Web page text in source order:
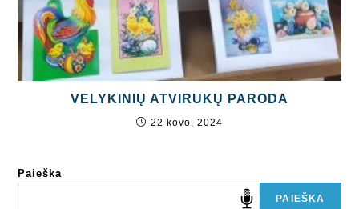
VELYKINIŲ ATVIRUKŲ PARODA
22 kovo, 2024
Paieška
PAIEŠKA